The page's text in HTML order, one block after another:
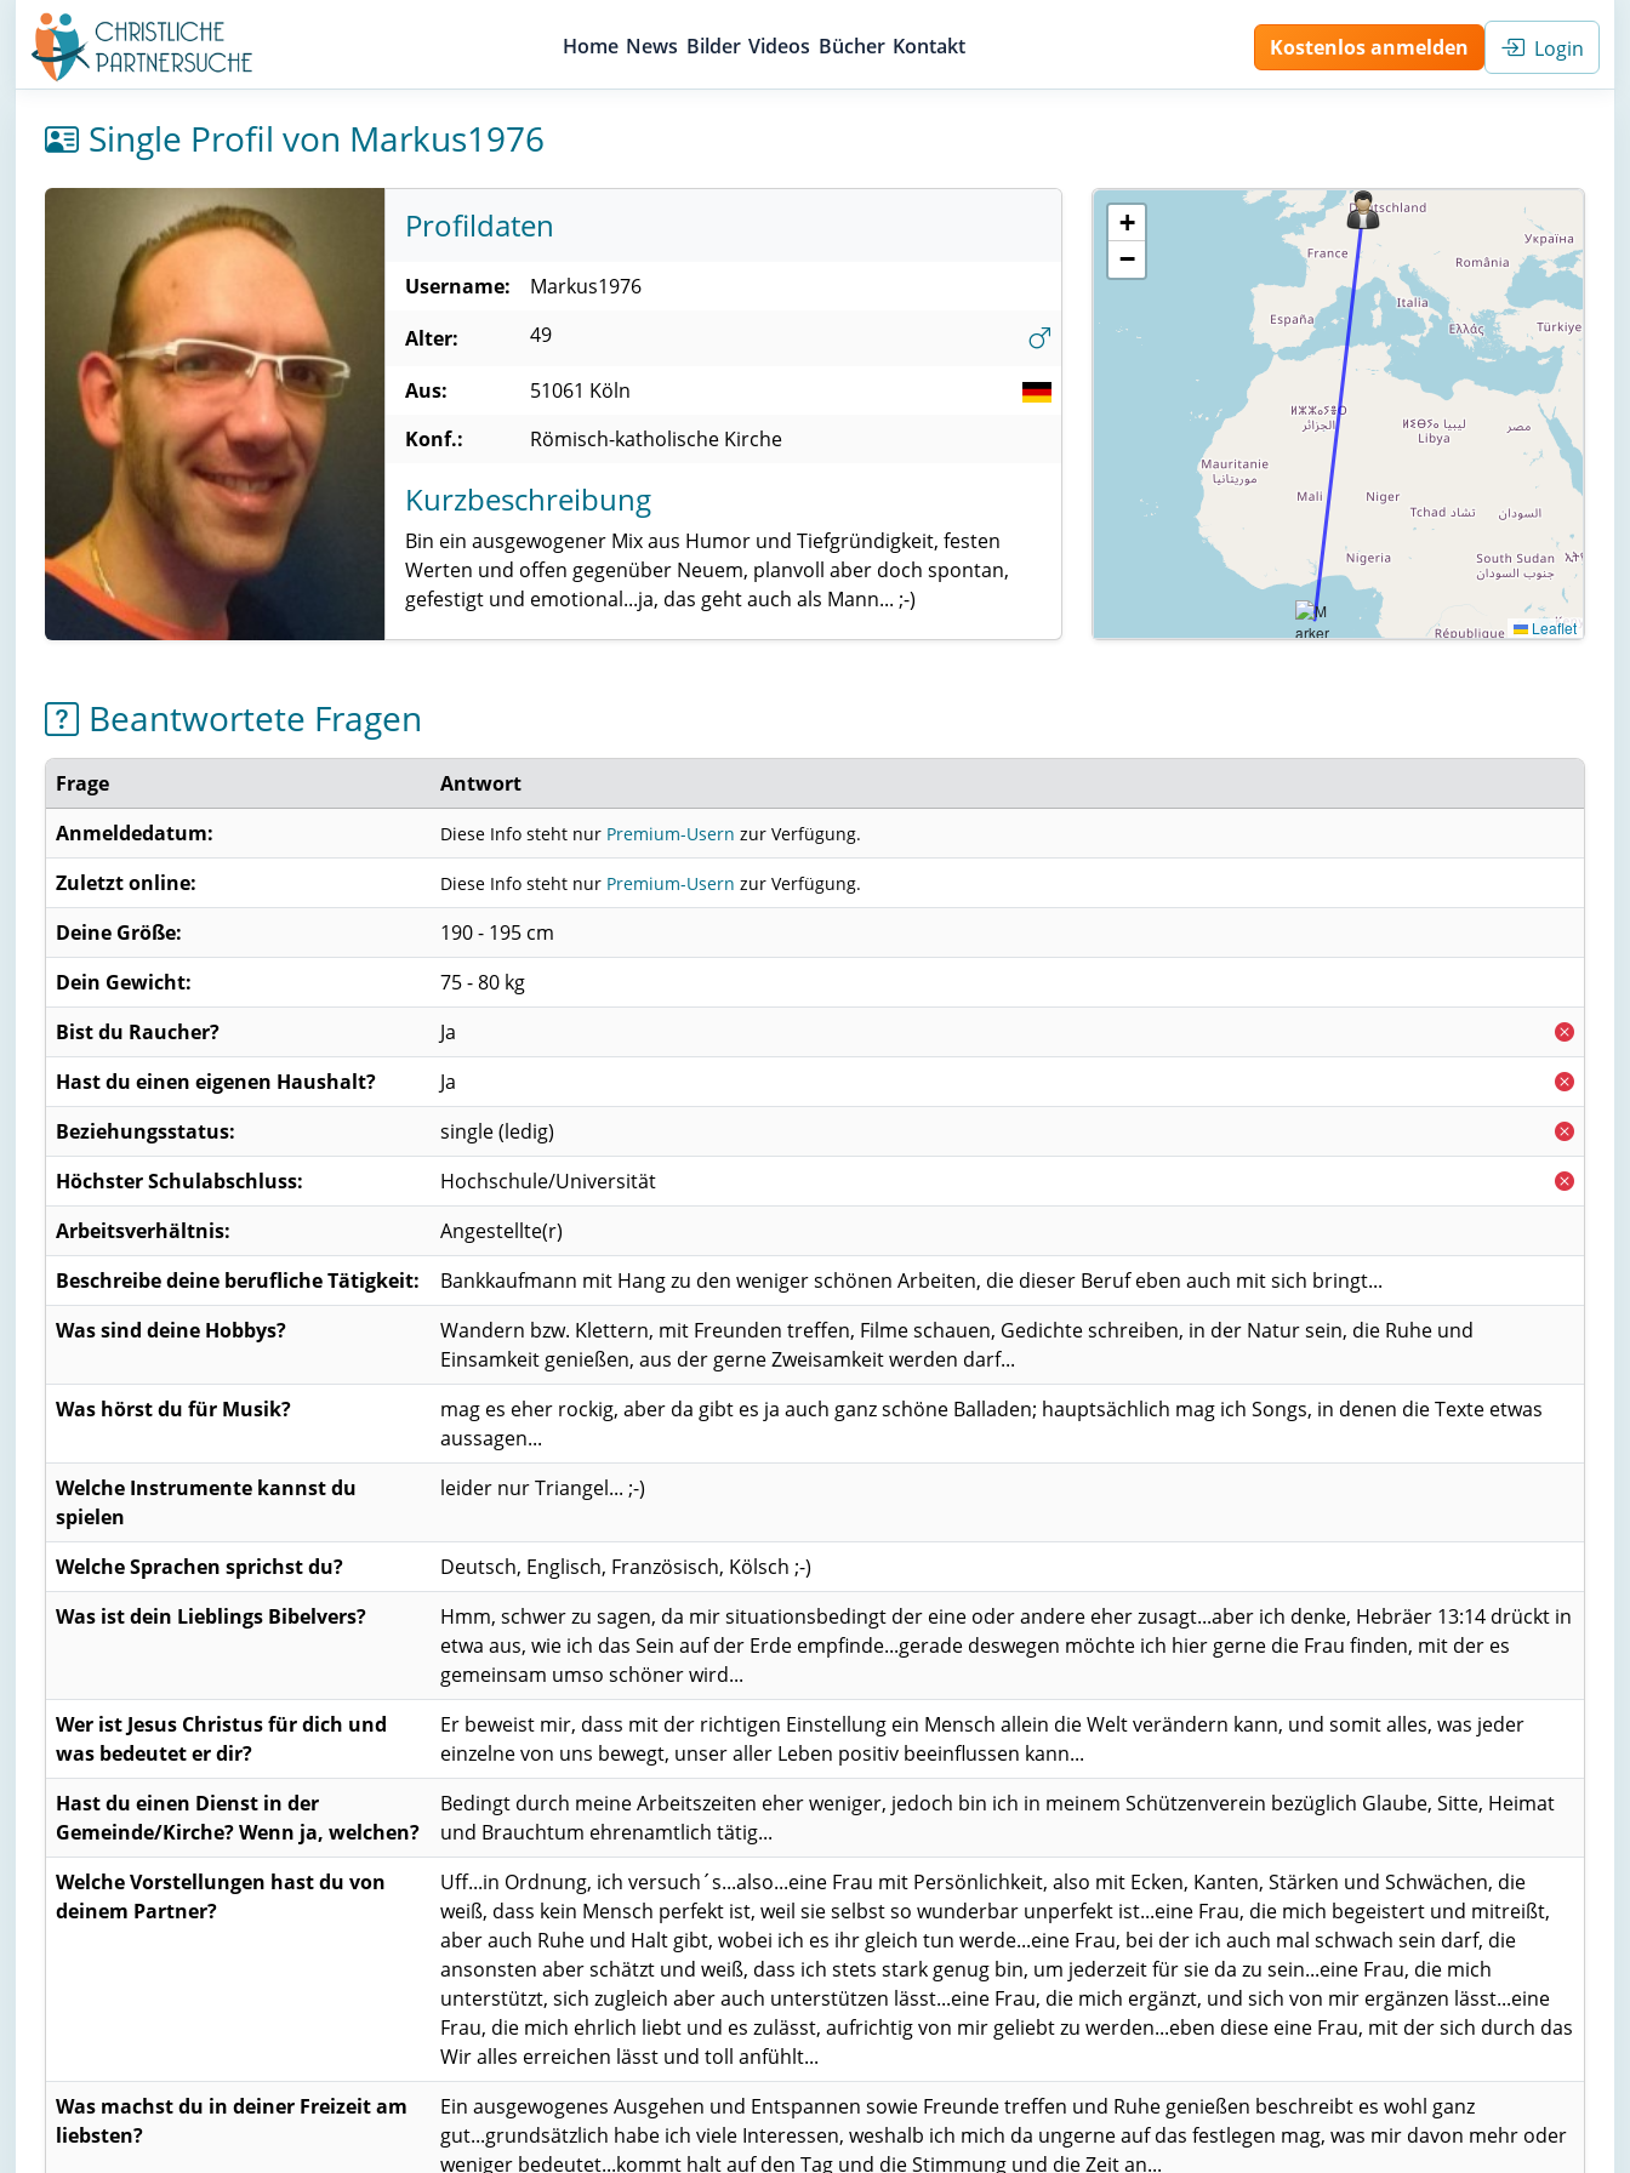
Home News Bilder Videos Bücher Kontakt Kostenlos anmelden Login
Single Profil von Markus1976
Profildaten
Username:
Markus1976
Alter:
49
Aus: 51061 Köln
Konf.:
Römisch-katholische Kirche
Kurzbeschreibung
Bin ein ausgewogener Mix aus Humor und Tiefgründigkeit, festen
Werten und offen gegenüber Neuem, planvoll aber doch spontan,
gefestigt und emotional...ja, das geht auch als Mann... ;-)
+
−
Leaflet
Beantwortete Fragen
Frage
Antwort
Anmeldedatum:
Diese Info steht nur Premium-Usern zur Verfügung.
Zuletzt online: Diese Info steht nur Premium-Usern zur Verfügung.
Deine Größe:
190 - 195 cm
Dein Gewicht:
75 - 80 kg
Bist du Raucher?
Ja
Hast du einen eigenen Haushalt?
Ja
Beziehungsstatus:
single (ledig)
Höchster Schulabschluss:
Hochschule/Universität
Arbeitsverhältnis:
Angestellte(r)
Beschreibe deine berufliche Tätigkeit:
Bankkaufmann mit Hang zu den weniger schönen Arbeiten, die dieser Beruf eben auch mit sich bringt...
Was sind deine Hobbys?
Wandern bzw. Klettern, mit Freunden treffen, Filme schauen, Gedichte schreiben, in der Natur sein, die Ruhe und
Einsamkeit genießen, aus der gerne Zweisamkeit werden darf...
Was hörst du für Musik?
mag es eher rockig, aber da gibt es ja auch ganz schöne Balladen; hauptsächlich mag ich Songs, in denen die Texte etwas
aussagen...
Welche Instrumente kannst du
spielen
leider nur Triangel... ;-)
Welche Sprachen sprichst du?
Deutsch, Englisch, Französisch, Kölsch ;-)
Was ist dein Lieblings Bibelvers?
Hmm, schwer zu sagen, da mir situationsbedingt der eine oder andere eher zusagt...aber ich denke, Hebräer 13:14 drückt in
etwa aus, wie ich das Sein auf der Erde empfinde...gerade deswegen möchte ich hier gerne die Frau finden, mit der es
gemeinsam umso schöner wird...
Wer ist Jesus Christus für dich und
was bedeutet er dir?
Er beweist mir, dass mit der richtigen Einstellung ein Mensch allein die Welt verändern kann, und somit alles, was jeder
einzelne von uns bewegt, unser aller Leben positiv beeinflussen kann...
Hast du einen Dienst in der
Gemeinde/Kirche? Wenn ja, welchen?
Bedingt durch meine Arbeitszeiten eher weniger, jedoch bin ich in meinem Schützenverein bezüglich Glaube, Sitte, Heimat
und Brauchtum ehrenamtlich tätig...
Welche Vorstellungen hast du von
deinem Partner?
Uff...in Ordnung, ich versuch´s...also...eine Frau mit Persönlichkeit, also mit Ecken, Kanten, Stärken und Schwächen, die
weiß, dass kein Mensch perfekt ist, weil sie selbst so wunderbar unperfekt ist...eine Frau, die mich begeistert und mitreißt,
aber auch Ruhe und Halt gibt, wobei ich es ihr gleich tun werde...eine Frau, bei der ich auch mal schwach sein darf, die
ansonsten aber schätzt und weiß, dass ich stets stark genug bin, um jederzeit für sie da zu sein...eine Frau, die mich
unterstützt, sich zugleich aber auch unterstützen lässt...eine Frau, die mich ergänzt, und sich von mir ergänzen lässt...eine
Frau, die mich ehrlich liebt und es zulässt, aufrichtig von mir geliebt zu werden...eben diese eine Frau, mit der sich durch das
Wir alles erreichen lässt und toll anfühlt...
Was machst du in deiner Freizeit am
liebsten?
Ein ausgewogenes Ausgehen und Entspannen sowie Freunde treffen und Ruhe genießen beschreibt es wohl ganz
gut...grundsätzlich habe ich viele Interessen, weshalb ich mich da ungerne auf das festlegen mag, was mir davon mehr oder
weniger bedeutet...kommt halt auf den Tag und die Stimmung und die Zeit an...